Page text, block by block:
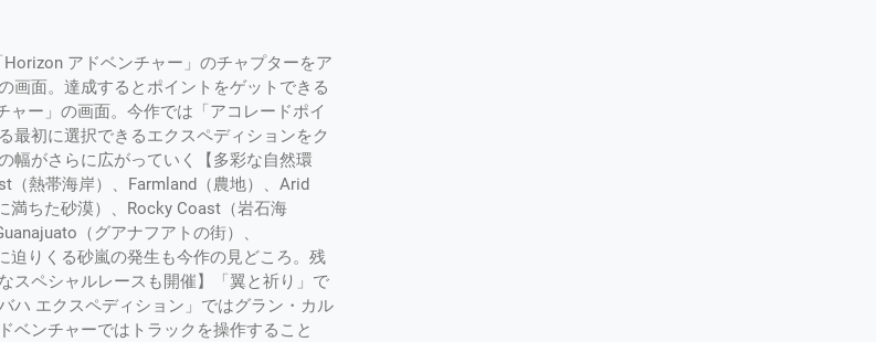
Horizon アドベンチャー」のチャプターをア
画面。達成するとポイントをゲットできる
ー」の画面。今作では「アコレードポイ
最初に選択できるエクスペディションをク
幅がさらに広がっていく【多彩な自然環
熱帯海岸）、Farmland（農地）、Arid
満ちた砂漠）、Rocky Coast（岩石海
（グアナフアトの街）、
りくる砂嵐の発生も今作の見どころ。残
スペシャルレースも開催】「翼と祈り」で
ハ エクスペディション」ではグラン・カル
ベンチャーではトラックを操作すること